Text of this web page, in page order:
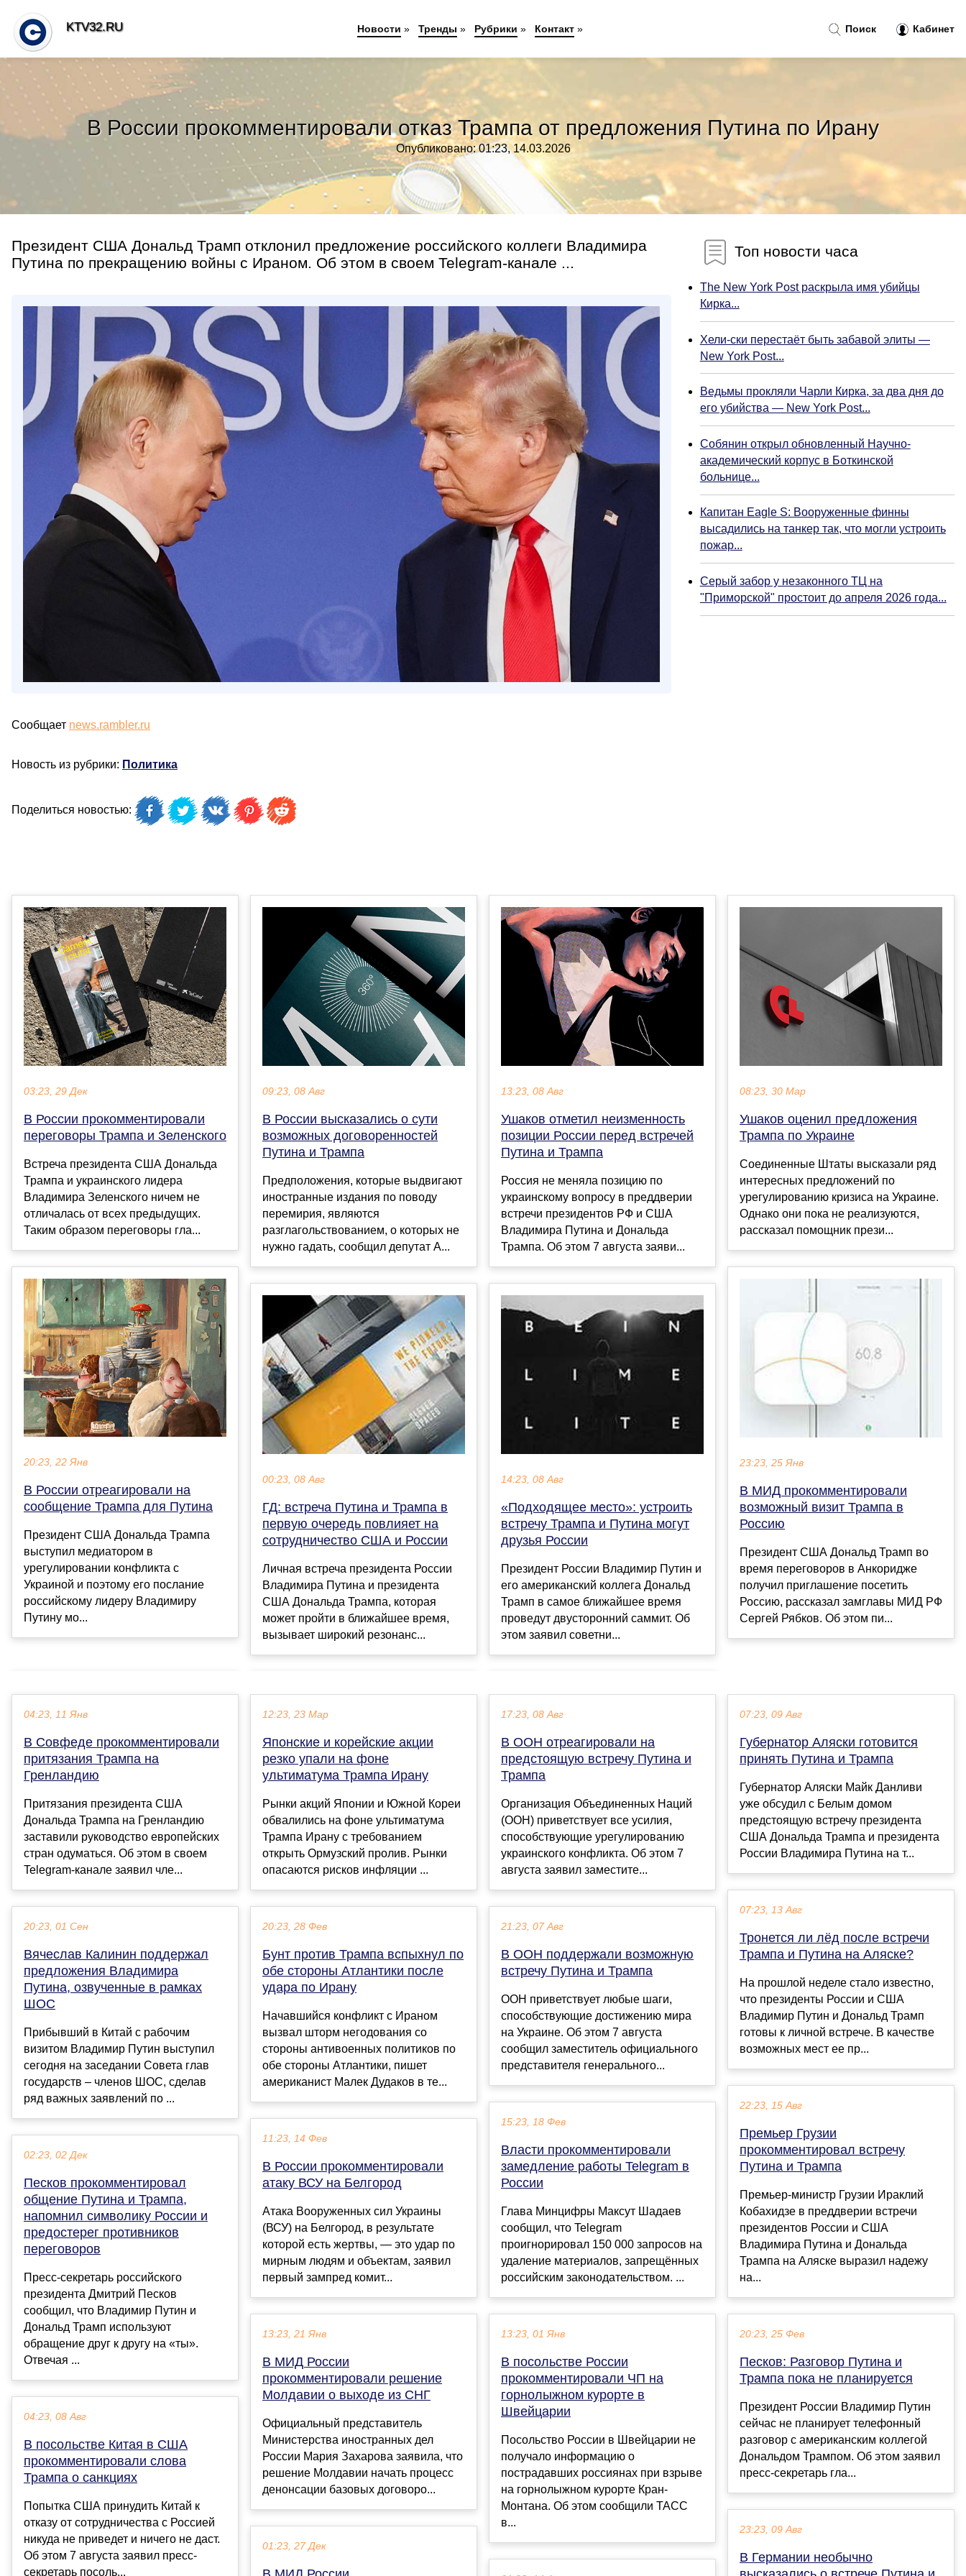
В России прокомментировали отказ Трампа от предложения Путина по Ирану
Опубликовано: 01:23, 14.03.2026
Президент США Дональд Трамп отклонил предложение российского коллеги Владимира
Путина по прекращению войны с Ираном. Об этом в своем Telegram-канале ...
Сообщает news.rambler.ru
Новость из рубрики: Политика
Поделиться новостью:
Топ новости часа
The New York Post раскрыла имя убийцы
Кирка...
Хели-ски перестаёт быть забавой элиты —
New York Post...
Ведьмы прокляли Чарли Кирка, за два дня до
его убийства — New York Post...
Собянин открыл обновленный Научно-
академический корпус в Боткинской
больнице...
Капитан Eagle S: Вооруженные финны
высадились на танкер так, что могли устроить
пожар...
Серый забор у незаконного ТЦ на
"Приморской" простоит до апреля 2026 года...
03:23, 29 Дек
В России прокомментировали
переговоры Трампа и Зеленского
Встреча президента США Дональда
Трампа и украинского лидера
Владимира Зеленского ничем не
отличалась от всех предыдущих.
Таким образом переговоры гла...
20:23, 22 Янв
В России отреагировали на
сообщение Трампа для Путина
Президент США Дональда Трампа
выступил медиатором в
урегулировании конфликта с
Украиной и поэтому его послание
российскому лидеру Владимиру
Путину мо...
09:23, 08 Авг
В России высказались о сути
возможных договоренностей
Путина и Трампа
Предположения, которые выдвигают
иностранные издания по поводу
перемирия, являются
разглагольствованием, о которых не
нужно гадать, сообщил депутат А...
00:23, 08 Авг
ГД: встреча Путина и Трампа в
первую очередь повлияет на
сотрудничество США и России
Личная встреча президента России
Владимира Путина и президента
США Дональда Трампа, которая
может пройти в ближайшее время,
вызывает широкий резонанс...
13:23, 08 Авг
Ушаков отметил неизменность
позиции России перед встречей
Путина и Трампа
Россия не меняла позицию по
украинскому вопросу в преддверии
встречи президентов РФ и США
Владимира Путина и Дональда
Трампа. Об этом 7 августа заяви...
14:23, 08 Авг
«Подходящее место»: устроить
встречу Трампа и Путина могут
друзья России
Президент России Владимир Путин и
его американский коллега Дональд
Трамп в самое ближайшее время
проведут двусторонний саммит. Об
этом заявил советни...
08:23, 30 Мар
Ушаков оценил предложения
Трампа по Украине
Соединенные Штаты высказали ряд
интересных предложений по
урегулированию кризиса на Украине.
Однако они пока не реализуются,
рассказал помощник прези...
23:23, 25 Янв
В МИД прокомментировали
возможный визит Трампа в
Россию
Президент США Дональд Трамп во
время переговоров в Анкоридже
получил приглашение посетить
Россию, рассказал замглавы МИД РФ
Сергей Рябков. Об этом пи...
04:23, 11 Янв
В Совфеде прокомментировали
притязания Трампа на
Гренландию
Притязания президента США
Дональда Трампа на Гренландию
заставили руководство европейских
стран одуматься. Об этом в своем
Telegram-канале заявил чле...
20:23, 01 Сен
Вячеслав Калинин поддержал
предложения Владимира
Путина, озвученные в рамках
ШОС
Прибывший в Китай с рабочим
визитом Владимир Путин выступил
сегодня на заседании Совета глав
государств – членов ШОС, сделав
ряд важных заявлений по ...
02:23, 02 Дек
Песков прокомментировал
общение Путина и Трампа,
напомнил символику России и
предостерег противников
переговоров
Пресс-секретарь российского
президента Дмитрий Песков
сообщил, что Владимир Путин и
Дональд Трамп используют
обращение друг к другу на «ты».
Отвечая ...
04:23, 08 Авг
В посольстве Китая в США
прокомментировали слова
Трампа о санкциях
Попытка США принудить Китай к
отказу от сотрудничества с Россией
никуда не приведет и ничего не даст.
Об этом 7 августа заявил пресс-
секретарь посоль...
12:23, 23 Мар
Японские и корейские акции
резко упали на фоне
ультиматума Трампа Ирану
Рынки акций Японии и Южной Кореи
обвалились на фоне ультиматума
Трампа Ирану с требованием
открыть Ормузский пролив. Рынки
опасаются рисков инфляции ...
20:23, 28 Фев
Бунт против Трампа вспыхнул по
обе стороны Атлантики после
удара по Ирану
Начавшийся конфликт с Ираном
вызвал шторм негодования со
стороны антивоенных политиков по
обе стороны Атлантики, пишет
американист Малек Дудаков в те...
11:23, 14 Фев
В России прокомментировали
атаку ВСУ на Белгород
Атака Вооруженных сил Украины
(ВСУ) на Белгород, в результате
которой есть жертвы, — это удар по
мирным людям и объектам, заявил
первый зампред комит...
13:23, 21 Янв
В МИД России
прокомментировали решение
Молдавии о выходе из СНГ
Официальный представитель
Министерства иностранных дел
России Мария Захарова заявила, что
решение Молдавии начать процесс
денонсации базовых договоро...
01:23, 27 Дек
17:23, 08 Авг
В ООН отреагировали на
предстоящую встречу Путина и
Трампа
Организация Объединенных Наций
(ООН) приветствует все усилия,
способствующие урегулированию
украинского конфликта. Об этом 7
августа заявил заместите...
21:23, 07 Авг
В ООН поддержали возможную
встречу Путина и Трампа
ООН приветствует любые шаги,
способствующие достижению мира
на Украине. Об этом 7 августа
сообщил заместитель официального
представителя генерального...
15:23, 18 Фев
Власти прокомментировали
замедление работы Telegram в
России
Глава Минцифры Максут Шадаев
сообщил, что Telegram
проигнорировал 150 000 запросов на
удаление материалов, запрещённых
российским законодательством. ...
13:23, 01 Янв
В посольстве России
прокомментировали ЧП на
горнолыжном курорте в
Швейцарии
Посольство России в Швейцарии не
получало информацию о
пострадавших россиянах при взрыве
на горнолыжном курорте Кран-
Монтана. Об этом сообщили ТАСС
в...
07:23, 09 Авг
Губернатор Аляски готовится
принять Путина и Трампа
Губернатор Аляски Майк Данливи
уже обсудил с Белым домом
предстоящую встречу президента
США Дональда Трампа и президента
России Владимира Путина на т...
07:23, 13 Авг
Тронется ли лёд после встречи
Трампа и Путина на Аляске?
На прошлой неделе стало известно,
что президенты России и США
Владимир Путин и Дональд Трамп
готовы к личной встрече. В качестве
возможных мест ее пр...
22:23, 15 Авг
Премьер Грузии
прокомментировал встречу
Путина и Трампа
Премьер-министр Грузии Ираклий
Кобахидзе в преддверии встречи
президентов России и США
Владимира Путина и Дональда
Трампа на Аляске выразил надежу
на...
20:23, 25 Фев
Песков: Разговор Путина и
Трампа пока не планируется
Президент России Владимир Путин
сейчас не планирует телефонный
разговор с американским коллегой
Дональдом Трампом. Об этом заявил
пресс-секретарь гла...
23:23, 09 Авг
В Германии необычно
Поиск Кабинет
KTV32.RU Новости » Тренды » Рубрики » Контакт»